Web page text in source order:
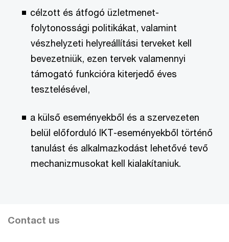
célzott és átfogó üzletmenet-
folytonossági politikákat, valamint
vészhelyzeti helyreállítási terveket kell
bevezetniük, ezen tervek valamennyi
támogató funkcióra kiterjedő éves
tesztelésével,
a külső eseményekből és a szervezeten
belül előforduló IKT-eseményekből történő
tanulást és alkalmazkodást lehetővé tevő
mechanizmusokat kell kialakítaniuk.
Contact us